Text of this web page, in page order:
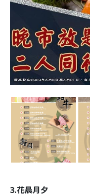
3.花晨月夕